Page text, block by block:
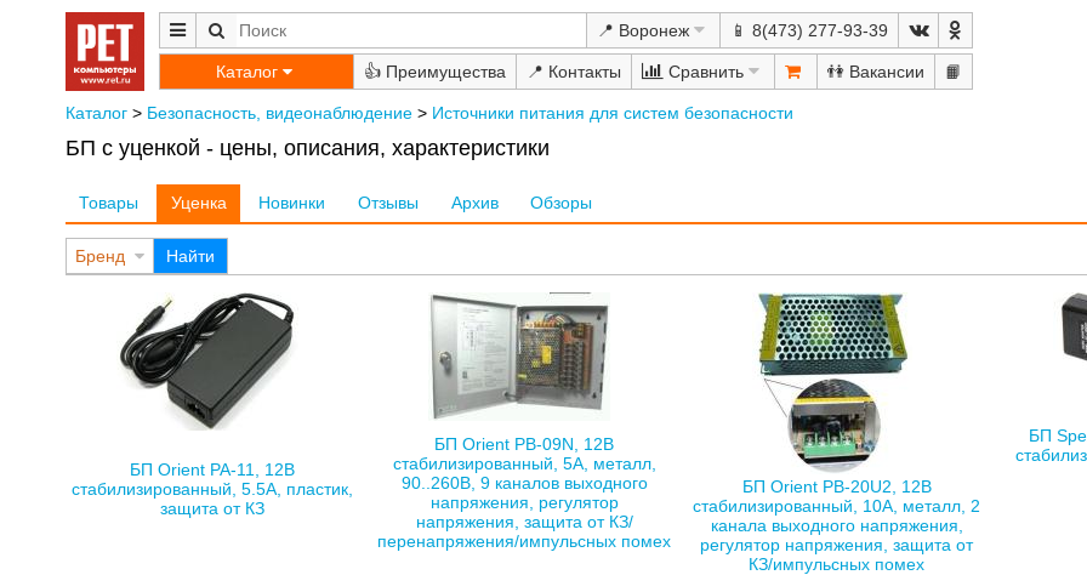
📍 Воронеж 📱 8(473) 277-93-39
Каталог 👍 📍 Сравнить 👫 📙
Каталог> Безопасность, видеонаблюдение> Источники питания для систем безопасности
БП с уценкой - цены, описания, характеристики
Товары Уценка Новинки Отзывы Архив Обзоры
Бренд Найти
БП Orient PA-11, 12В
стабилизированный, 5.5А, пластик,
защита от КЗ
БП Orient PB-09N, 12В
стабилизированный, 5А, металл,
90..260В, 9 каналов выходного
напряжения, регулятор
напряжения, защита от КЗ/
перенапряжения/импульсных помех
БП Orient PB-20U2, 12В
стабилизированный, 10А, металл, 2
канала выходного напряжения,
регулятор напряжения, защита от
КЗ/импульсных помех
БП